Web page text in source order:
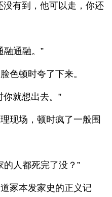
有到，他可以走，你还
通融。”
色顿时夸了下来。
就想出去。”
现场，顿时疯了一般围
人都死完了没？”
冢本发家史的正义记